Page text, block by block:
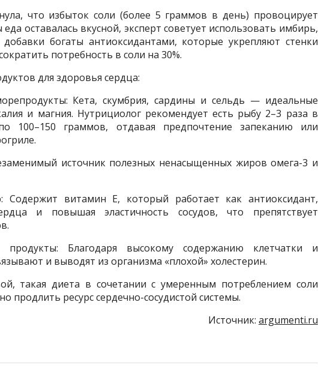
что избыток соли (более 5 граммов в день) провоцирует
оставалась вкусной, эксперт советует использовать имбирь,
богаты антиоксидантами, которые укрепляют стенки
потребность в соли на 30%.
для здоровья сердца:
Кета, скумбрия, сардины и сельдь — идеальные
и магния. Нутрициолог рекомендует есть рыбу 2–3 раза в
100–150 граммов, отдавая предпочтение запеканию или
источник полезных ненасыщенных жиров омега-3 и
витамин Е, который работает как антиоксидант,
и повышая эластичность сосудов, что препятствует
Благодаря высокому содержанию клетчатки и
и выводят из организма «плохой» холестерин.
такая диета в сочетании с умеренным потреблением соли
продлить ресурс сердечно-сосудистой системы.
Источник: argumenti.ru